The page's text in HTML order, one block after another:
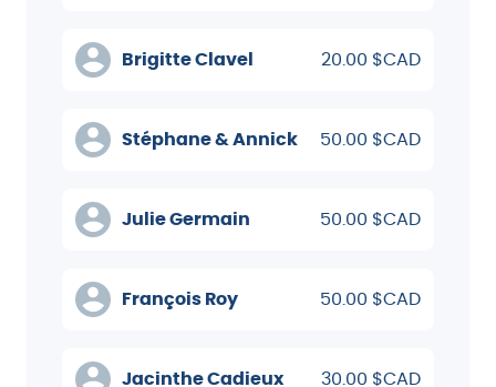
Brigitte Clavel 20.00 $CAD
Stéphane & Annick 50.00 $CAD
Julie Germain 50.00 $CAD
François Roy 50.00 $CAD
Jacinthe Cadieux 30.00 $CAD